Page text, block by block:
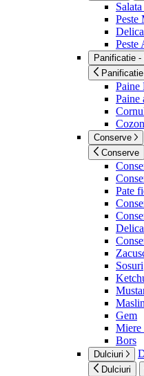
Peste
Peste
Panificatie
Paine
Paine
Conserve
Conserve
Pate
Sosuri
Gem
Miere
Bors
Dulciuri
Dulciuri